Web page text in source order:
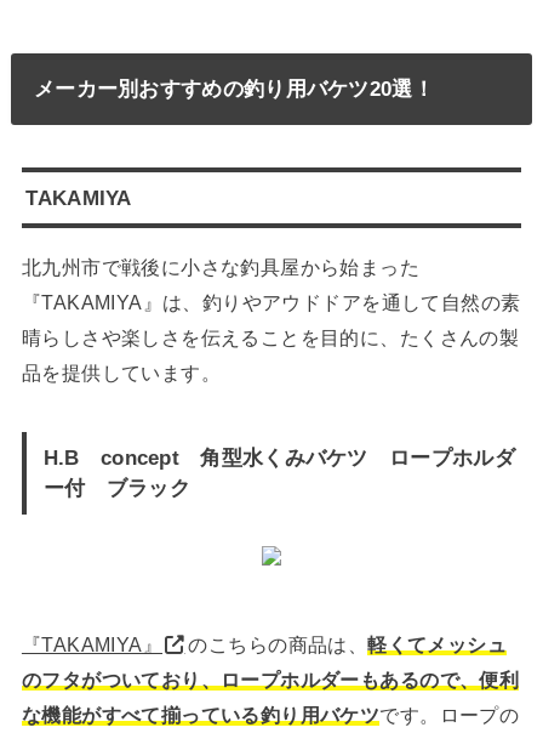
メーカー別おすすめの釣り用バケツ20選！
TAKAMIYA
北九州市で戦後に小さな釣具屋から始まった
『TAKAMIYA』は、釣りやアウドドアを通して自然の素
晴らしさや楽しさを伝えることを目的に、たくさんの製
品を提供しています。
H.B concept 角型水くみバケツ ロープホルダ
ー付 ブラック
『TAKAMIYA』 のこちらの商品は、軽くてメッシュ
のフタがついており、ロープホルダーもあるので、便利
な機能がすべて揃っている釣り用バケツです。ロープの